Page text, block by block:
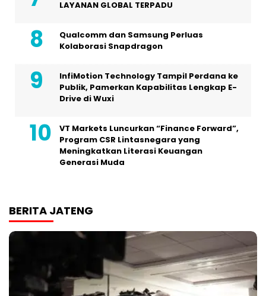
LAYANAN GLOBAL TERPADU
Qualcomm dan Samsung Perluas
Kolaborasi Snapdragon
InfiMotion Technology Tampil Perdana ke
Publik, Pamerkan Kapabilitas Lengkap E-
Drive di Wuxi
VT Markets Luncurkan “Finance Forward”,
Program CSR Lintasnegara yang
Meningkatkan Literasi Keuangan
Generasi Muda
BERITA JATENG